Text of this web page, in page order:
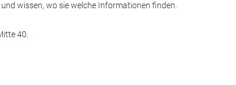
wissen, wo sie welche Informationen finden.
40.